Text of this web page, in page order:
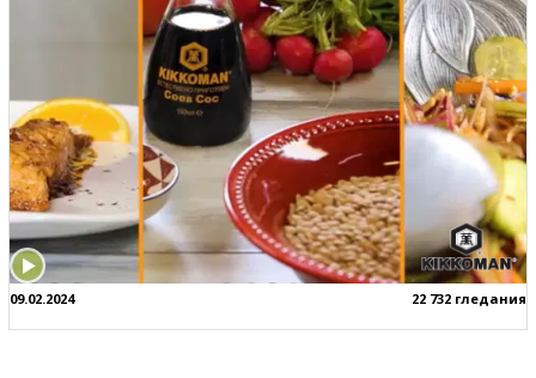
09.02.2024 22 732 гледания